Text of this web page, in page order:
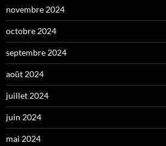
novembre 2024
octobre 2024
septembre 2024
août 2024
juillet 2024
juin 2024
mai 2024